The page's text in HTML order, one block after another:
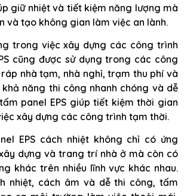
giữ nhiệt và tiết kiệm năng lượng mà
và tạo không gian làm việc an lành.
trong việc xây dựng các công trình
cũng được sử dụng trong các công
nhà tạm, nhà nghỉ, trạm thu phí và
năng thi công nhanh chóng và dễ
panel EPS giúp tiết kiệm thời gian
xây dựng các công trình tạm thời.
EPS cách nhiệt không chỉ có ứng
dựng và trang trí nhà ở mà còn có
khác trên nhiều lĩnh vực khác nhau.
nhiệt, cách âm và dễ thi công, tấm